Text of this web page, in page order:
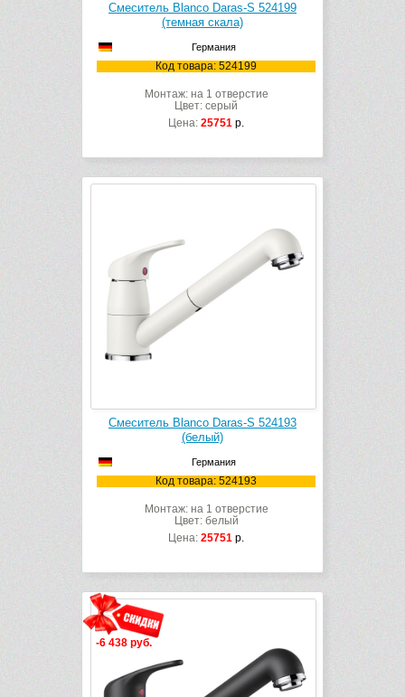
Смеситель Blanco Daras-S 524199
(темная скала)
Германия
Код товара: 524199
Монтаж: на 1 отверстие
Цвет: серый
Цена: 25751 р.
Смеситель Blanco Daras-S 524193
(белый)
Германия
Код товара: 524193
Монтаж: на 1 отверстие
Цвет: белый
Цена: 25751 р.
-6 438 руб.